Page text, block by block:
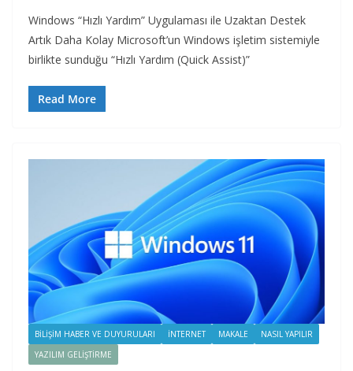
Windows “Hızlı Yardım” Uygulaması ile Uzaktan Destek
Artık Daha Kolay Microsoft’un Windows işletim sistemiyle
birlikte sunduğu “Hızlı Yardım (Quick Assist)”
Read More
BILIŞIM HABER VE DUYURULARI İNTERNET MAKALE
NASIL YAPILIR
YAZILIM GELIŞTIRME